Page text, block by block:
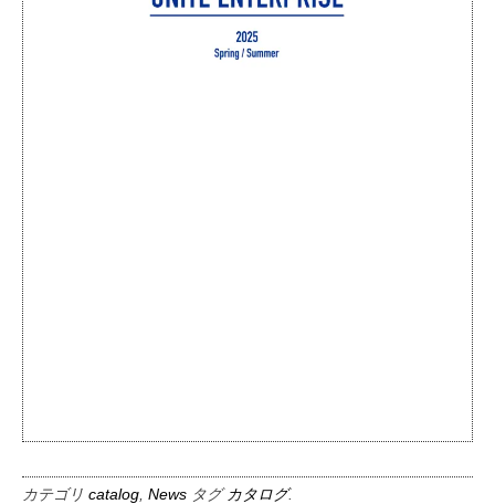
カテゴリ catalog News タグ カタログ.